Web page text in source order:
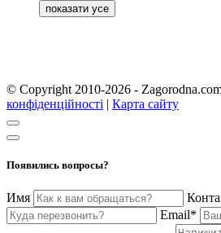
© Copyright 2010-2026 -
конфіденційності | Карта сайту
Появились вопросы?
Имя
Email*